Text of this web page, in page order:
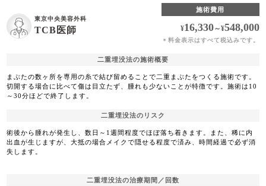
東京中央美容外科
TCB医師
施術費用
¥16,330～¥548,000
＊ 料金表示はすべて税込みです。
二重埋没法の施術概要
まぶたの数ヶ所を専用の糸で結び留めることで二重まぶたをつくる施術です。
切開する場合に比べて傷は目立たず、腫れも少ないことが特徴です。施術は10
～30分ほどで終了します。
二重埋没法のリスク
術後から腫れが発生し、数日～1週間程度でほぼ落ち着きます。また、稀に内
出血が生じますが、大抵の場合メイクで隠せる程度で済み、時間経過で必ず消
失します。
二重埋没法の治療期間／回数